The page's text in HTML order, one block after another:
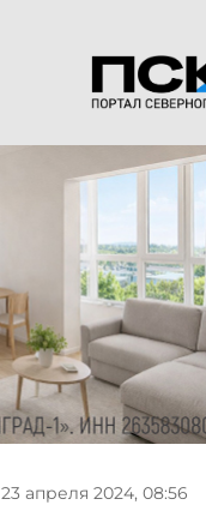
23 апреля 2024, 08:56